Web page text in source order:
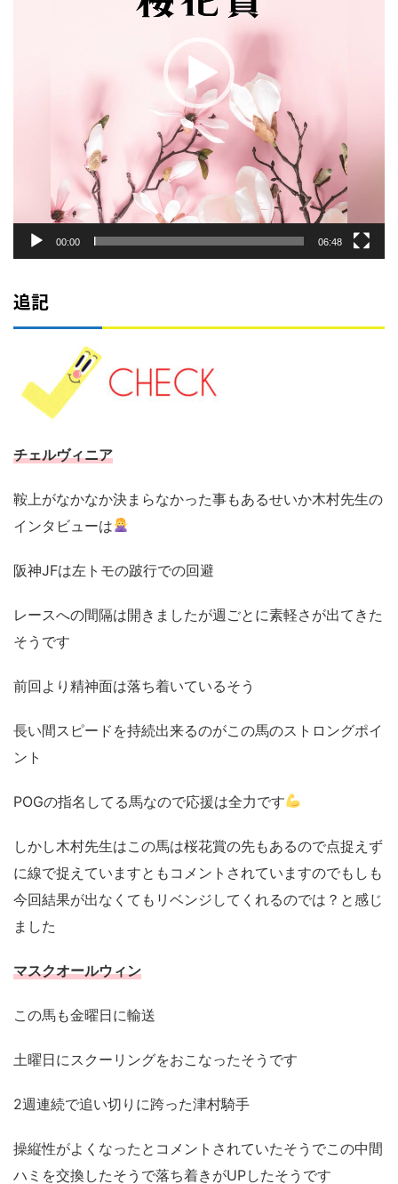
00:00 06:48
追記
チェルヴィニア
鞍上がなかなか決まらなかった事もあるせいか木村先生の
インタビューは
阪神JFは左トモの跛行での回避
レースへの間隔は開きましたが週ごとに素軽さが出てきた
そうです
前回より精神面は落ち着いているそう
長い間スピードを持続出来るのがこの馬のストロングポイ
ント
POGの指名してる馬なので応援は全力です
しかし木村先生はこの馬は桜花賞の先もあるので点捉えず
に線で捉えていますともコメントされていますのでもしも
今回結果が出なくてもリベンジしてくれるのでは？と感じ
ました
マスクオールウィン
この馬も金曜日に輸送
土曜日にスクーリングをおこなったそうです
2週連続で追い切りに跨った津村騎手
操縦性がよくなったとコメントされていたそうでこの中間
ハミを交換したそうで落ち着きがUPしたそうです